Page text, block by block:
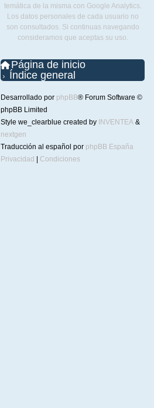
temática de la misma con Google Analytics.
Los datos personales de cada usuario no
son consultados. Si continuas navegando
consideramos que aceptas su uso.
Página de inicio
Índice general
Desarrollado por phpBB® Forum Software ©
phpBB Limited
Style we_clearblue created by INVENTEA &
nextgen
Traducción al español por phpBB España
Privacidad
Condiciones